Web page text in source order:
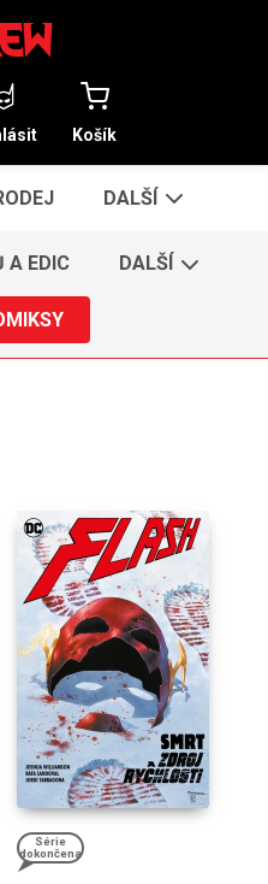
Košík
DALŠÍ
A EDIC DALŠÍ
Série
dokončena